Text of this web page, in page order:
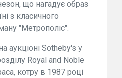
що нагадує образ
з класичного
"Метрополіс".
аукціоні Sotheby's у
Royal and Noble
котру в 1987 році